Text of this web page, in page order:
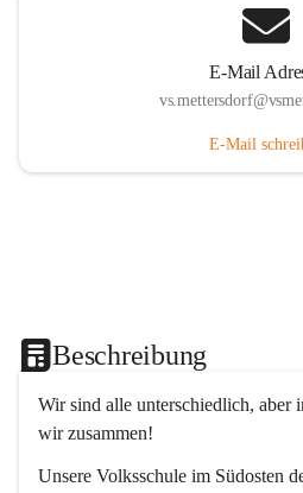
E-Mail
E-Mail
Beschreibung
Wir sind alle unterschiedlich, aber
wir zusammen!
Unsere Volksschule im Südosten